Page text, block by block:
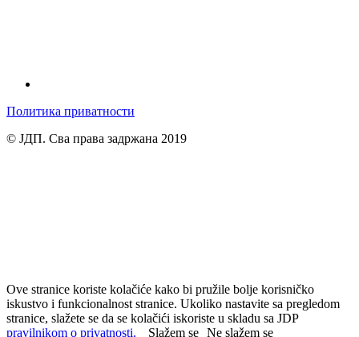
Политика приватности
© ЈДП. Сва права задржана 2019
Ove stranice koriste kolačiće kako bi pružile bolje korisničko
iskustvo i funkcionalnost stranice. Ukoliko nastavite sa pregledom
stranice, slažete se da se kolačići iskoriste u skladu sa JDP
pravilnikom o privatnosti.
Slažem se Ne slažem se